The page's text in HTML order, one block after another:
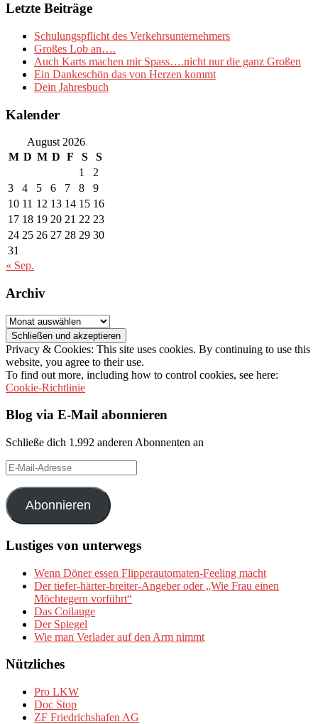
Letzte Beiträge
Schulungspflicht des Verkehrsunternehmers
Großes Lob an….
Auch Karts machen mir Spass….nicht nur die ganz Großen
Ein Dankeschön das von Herzen kommt
Dein Jahresbuch
Kalender
August 2026
M D M D F S
S
1
2
3
4 5 6 7 8
9
10 11 12 13 14 15 16
17 18 19 20 21 22 23
24 25 26 27 28 29 30
31
« Sep.
Archiv
Archiv
Privacy & Cookies: This site uses cookies. By continuing to use this
website, you agree to their use.
To find out more, including how to control cookies, see here:
Cookie-Richtlinie
Blog via E-Mail abonnieren
Schließe dich 1.992 anderen Abonnenten an
E-
Mail-
Adresse
Abonnieren
Lustiges von unterwegs
Wenn Döner essen Flipperautomaten-Feeling macht
Der tiefer-härter-breiter-Angeber oder „Wie Frau einen
Möchtegern vorführt“
Das Coilauge
Der Spiegel
Wie man Verlader auf den Arm nimmt
Nützliches
Pro LKW
Doc Stop
ZF Friedrichshafen AG